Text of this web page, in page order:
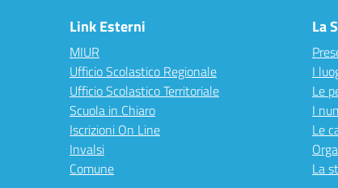
Link Esterni
MIUR
Ufficio Scolastico Regionale
Ufficio Scolastico Territoriale
Scuola in Chiaro
Iscrizioni On Line
Invalsi
Comune
La
I
Le
I
Le
La